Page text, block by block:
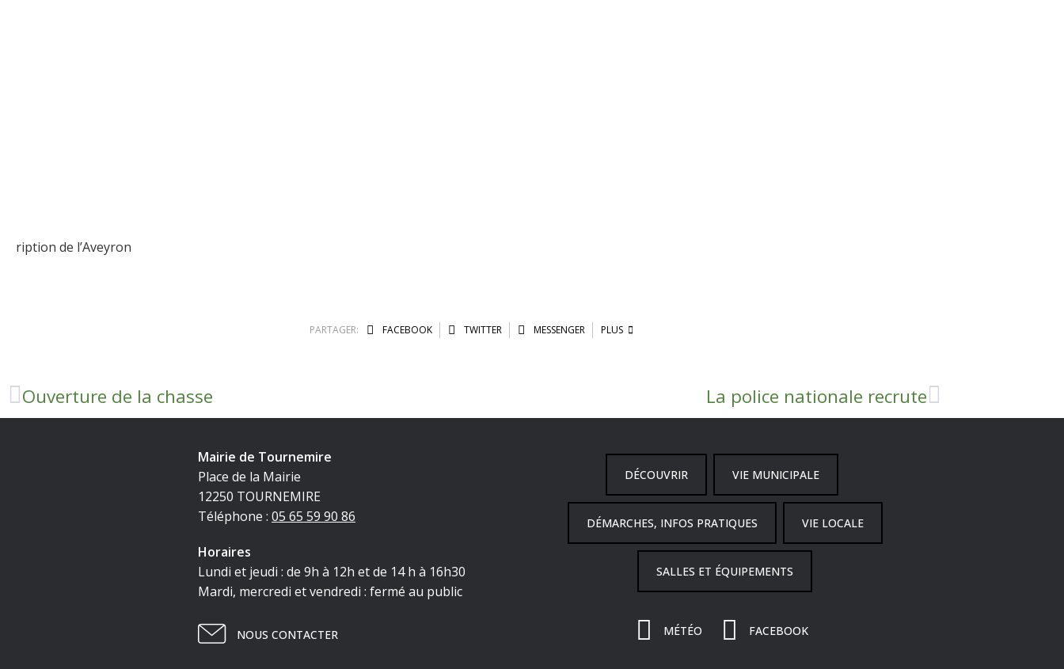
ription de l’Aveyron
PARTAGER: FACEBOOK TWITTER MESSENGER PLUS
Ouverture de la chasse La police nationale recrute
Mairie de Tournemire
Place de la Mairie
12250 TOURNEMIRE
Téléphone : 05 65 59 90 86
Horaires
Lundi et jeudi : de 9h à 12h et de 14 h à 16h30
Mardi, mercredi et vendredi : fermé au public
NOUS CONTACTER
DÉCOUVRIR VIE MUNICIPALE
DÉMARCHES, INFOS PRATIQUES VIE LOCALE
SALLES ET ÉQUIPEMENTS
MÉTÉO FACEBOOK